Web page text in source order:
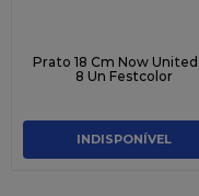
Prato 18 Cm Now
8 Un Festcolor
INDISPONÍVEL